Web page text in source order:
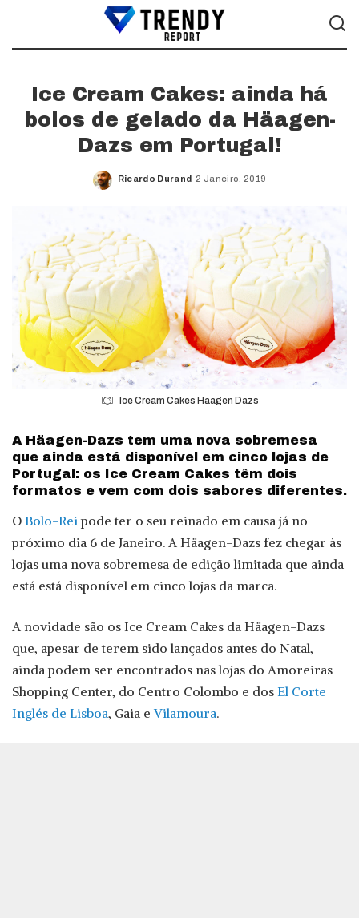
Ice Cream Cakes: ainda há
bolos de gelado da Häagen-
Dazs em Portugal!
Posted
Ricardo Durand 2 Janeiro, 2019
Ice Cream Cakes Haagen Dazs
A Häagen-Dazs tem uma nova sobremesa
que ainda está disponível em cinco lojas de
Portugal: os Ice Cream Cakes têm dois
formatos e vem com dois sabores diferentes.
O Bolo-Reipode ter o seu reinado em causa já no
próximo dia 6 de Janeiro. A Häagen-Dazs fez chegar às
lojas uma nova sobremesa de edição limitada que ainda
está está disponível em cinco lojas da marca.
A novidade são os Ice Cream Cakes da Häagen-Dazs
que, apesar de terem sido lançados antes do Natal,
ainda podem ser encontrados nas lojas do Amoreiras
Shopping Center, do Centro Colombo e dos El Corte
Inglés de Lisboa, Gaia eVilamoura.